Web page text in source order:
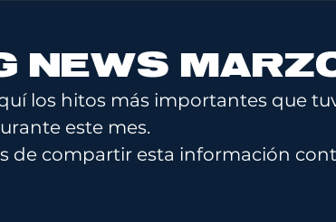
NEWS
los hitos más importantes que
este mes.
de compartir esta información